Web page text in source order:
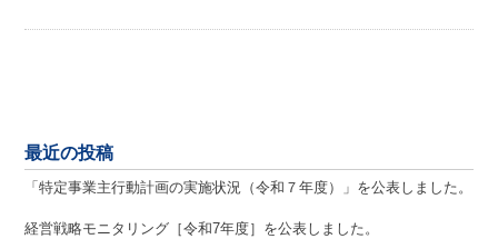
最近の投稿
「特定事業主行動計画の実施状況（令和７年度）」を公表しました。
経営戦略モニタリング［令和7年度］を公表しました。